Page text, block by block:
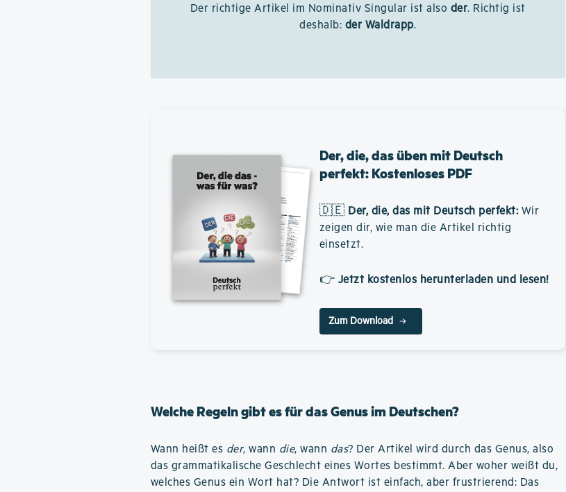
Der richtige Artikel im Nominativ Singular ist also der. Richtig ist
deshalb: der Waldrapp.
Der, die, das üben mit Deutsch
perfekt: Kostenloses PDF
🇩🇪 Der, die, das mit Deutsch perfekt: Wir
zeigen dir, wie man die Artikel richtig
einsetzt.
👉 Jetzt kostenlos herunterladen und lesen!
Zum Download
Welche Regeln gibt es für das Genus im Deutschen?
Wann heißt es der, wann die, wann das? Der Artikel wird durch das Genus, also
das grammatikalische Geschlecht eines Wortes bestimmt. Aber woher weißt du,
welches Genus ein Wort hat? Die Antwort ist einfach, aber frustrierend: Das